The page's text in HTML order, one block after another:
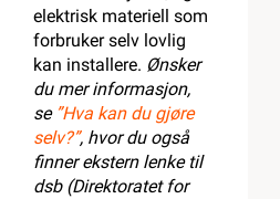
elektrisk materiell som
forbruker selv lovlig
kan installere. Ønsker
du mer informasjon,
se ”Hva kan du gjøre
selv?”, hvor du også
finner ekstern lenke til
dsb (Direktoratet for